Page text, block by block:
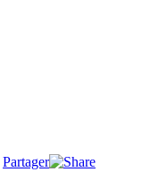
Partager